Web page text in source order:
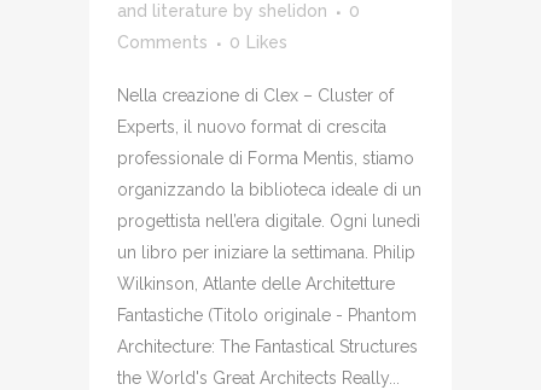
and literature by shelidon
0
Comments
0 Likes
Nella creazione di Clex – Cluster of
Experts, il nuovo format di crescita
professionale di Forma Mentis, stiamo
organizzando la biblioteca ideale di un
progettista nell’era digitale. Ogni lunedì
un libro per iniziare la settimana. Philip
Wilkinson, Atlante delle Architetture
Fantastiche (Titolo originale - Phantom
Architecture: The Fantastical Structures
the World's Great Architects Really...